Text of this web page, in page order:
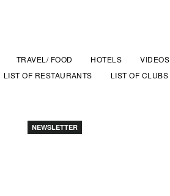
TRAVEL/ FOOD HOTELS
VIDEOS
LIST OF RESTAURANTS LIST OF CLUBS
NEWSLETTER